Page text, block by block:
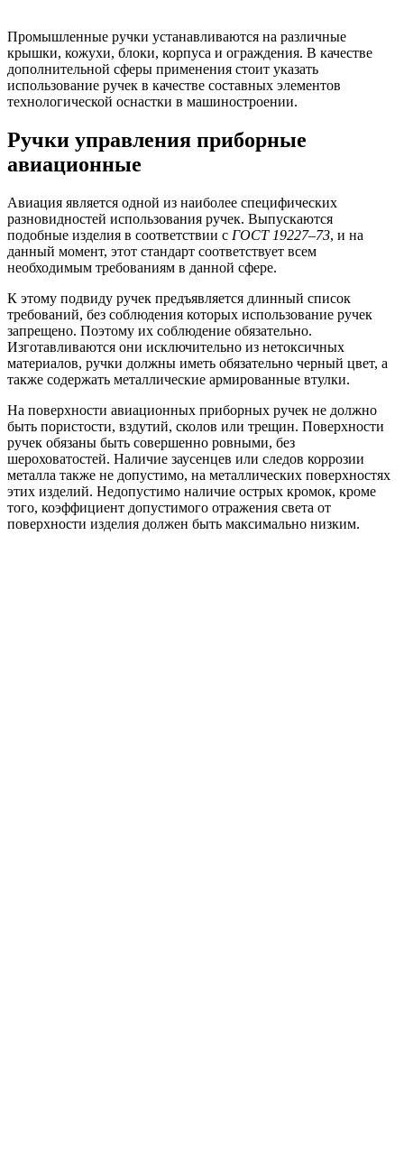
Промышленные ручки устанавливаются на различные
крышки, кожухи, блоки, корпуса и ограждения. В качестве
дополнительной сферы применения стоит указать
использование ручек в качестве составных элементов
технологической оснастки в машиностроении.
Ручки управления приборные
авиационные
Авиация является одной из наиболее специфических
разновидностей использования ручек. Выпускаются
подобные изделия в соответствии с ГОСТ 19227–73, и на
данный момент, этот стандарт соответствует всем
необходимым требованиям в данной сфере.
К этому подвиду ручек предъявляется длинный список
требований, без соблюдения которых использование ручек
запрещено. Поэтому их соблюдение обязательно.
Изготавливаются они исключительно из нетоксичных
материалов, ручки должны иметь обязательно черный цвет, а
также содержать металлические армированные втулки.
На поверхности авиационных приборных ручек не должно
быть пористости, вздутий, сколов или трещин. Поверхности
ручек обязаны быть совершенно ровными, без
шероховатостей. Наличие заусенцев или следов коррозии
металла также не допустимо, на металлических поверхностях
этих изделий. Недопустимо наличие острых кромок, кроме
того, коэффициент допустимого отражения света от
поверхности изделия должен быть максимально низким.